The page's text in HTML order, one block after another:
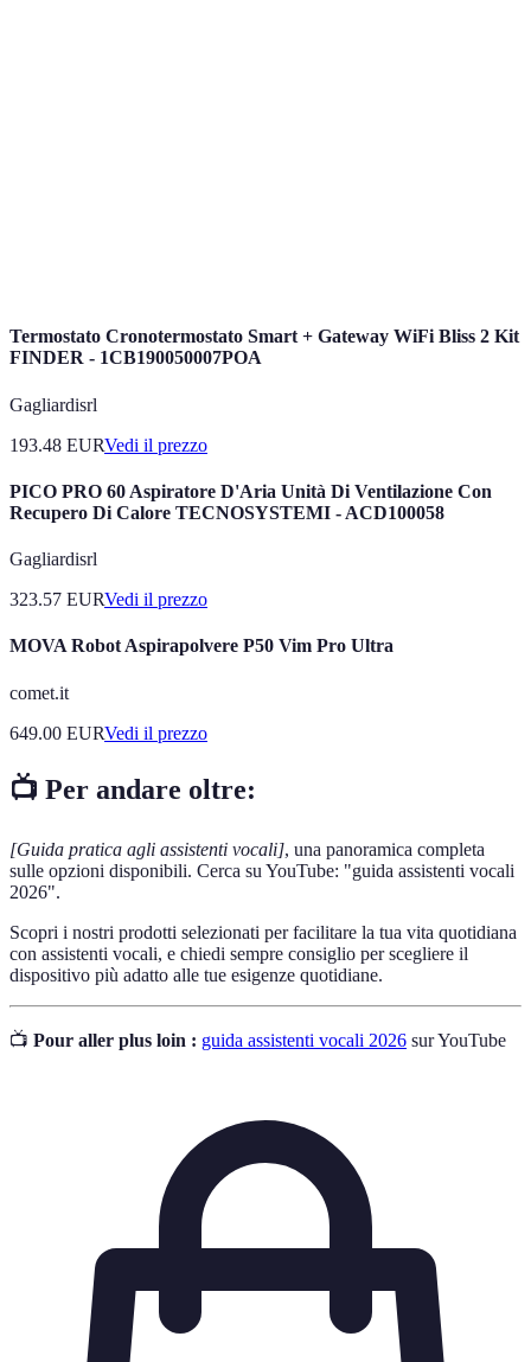
Termostato Cronotermostato Smart + Gateway WiFi Bliss 2 Kit
FINDER - 1CB190050007POA
Gagliardisrl
193.48 EURVedi il prezzo
PICO PRO 60 Aspiratore D'Aria Unità Di Ventilazione Con
Recupero Di Calore TECNOSYSTEMI - ACD100058
Gagliardisrl
323.57 EURVedi il prezzo
MOVA Robot Aspirapolvere P50 Vim Pro Ultra
comet.it
649.00 EURVedi il prezzo
📺 Per andare oltre:
[Guida pratica agli assistenti vocali], una panoramica completa
sulle opzioni disponibili. Cerca su YouTube: "guida assistenti vocali
2026".
Scopri i nostri prodotti selezionati per facilitare la tua vita quotidiana
con assistenti vocali, e chiedi sempre consiglio per scegliere il
dispositivo più adatto alle tue esigenze quotidiane.
📺 Pour aller plus loin : guida assistenti vocali 2026 sur YouTube